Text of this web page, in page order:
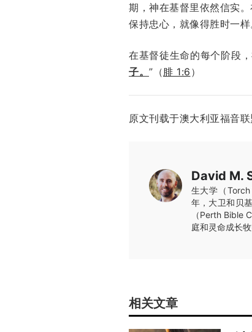
期，神在基督里依然信实
保持忠心，就像得胜时一样
在基督徒生命的每个阶段
子。 ”（腓 1:6 ）
原文刊载于澳大利亚福音联
David M.
生大学（
年，大卫和贝
（Perth Bible
庭和灵命成长牧
相关文章